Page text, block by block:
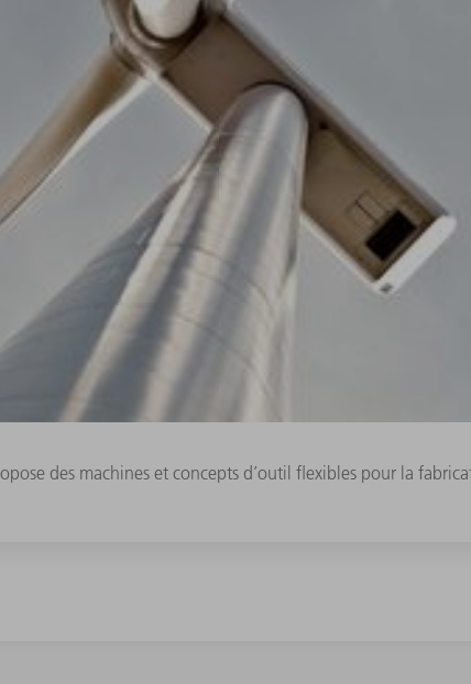
des machines et concepts d’outil flexibles pour la